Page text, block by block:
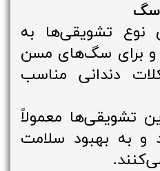
سگ
نوع تشویقی‌ها به
و برای سگ‌های مسن
دندانی مناسب
تشویقی‌ها معمولاً
و به بهبود سلامت